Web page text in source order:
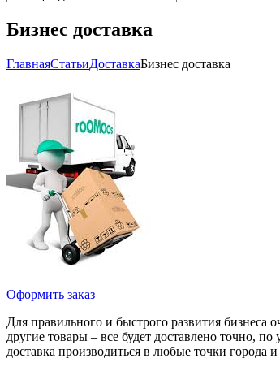
Бизнес доставка
ГлавнаяCтатьиДоставкаБизнес доставка
Оформить заказ
Для правильного и быстрого развития бизнеса
другие товары – все будет доставлено точно,
доставка производиться в любые точки города